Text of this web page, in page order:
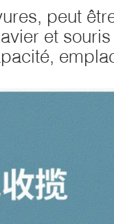
peut
et souris